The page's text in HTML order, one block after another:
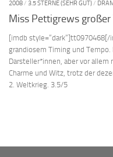
2008/ 3.5 STERNE (SEHR GUT)/
Miss Pettigrews großer
[imdb
grandiosem Timing und
Darsteller*innen, aber vor allem
Charme und Witz, trotz der
2. Weltkrieg. 3.5/5